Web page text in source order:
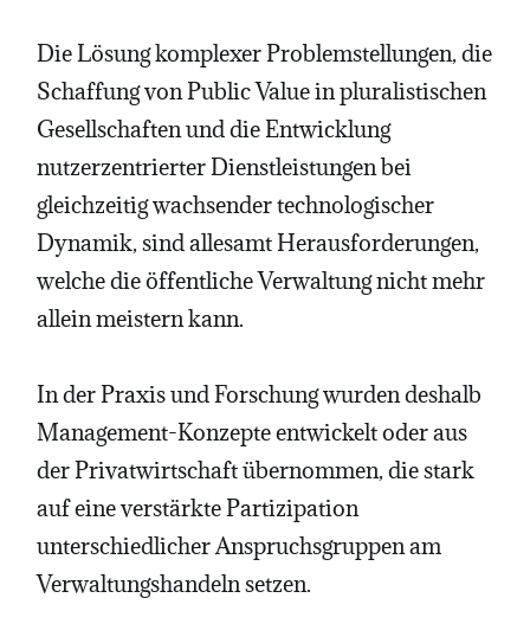
Die Lösung komplexer Problemstellungen, die
Schaffung von Public Value in pluralistischen
Gesellschaften und die Entwicklung
nutzerzentrierter Dienstleistungen bei
gleichzeitig wachsender technologischer
Dynamik, sind allesamt Herausforderungen,
welche die öffentliche Verwaltung nicht mehr
allein meistern kann.
In der Praxis und Forschung wurden deshalb
Management-Konzepte entwickelt oder aus
der Privatwirtschaft übernommen, die stark
auf eine verstärkte Partizipation
unterschiedlicher Anspruchsgruppen am
Verwaltungshandeln setzen.